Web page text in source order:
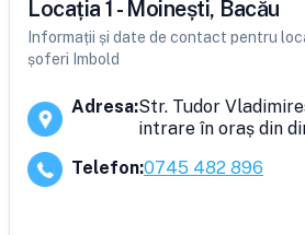
Locația 1 - Moinești, Bacău
Informații și date de contact pentru
șoferi Imbold
Adresa:Str. Tudor
intrare în oraș din
Telefon:0745 482 896